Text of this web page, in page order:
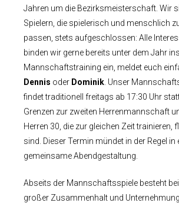
Jahren um die Bezirksmeisterschaft. Wir
Spielern, die spielerisch und menschlich
passen, stets aufgeschlossen: Alle
binden wir gerne bereits unter dem Jahr ins
Mannschaftstraining ein, meldet euch
Dennis oder Dominik Unser
findet traditionell freitags ab 17:30 Uhr
Grenzen zur zweiten Herrenmannschaft
Herren 30, die zur gleichen Zeit trainieren,
sind. Dieser Termin mündet in der Regel in
gemeinsame Abendgestaltung.
Abseits der Mannschaftsspiele besteht
großer Zusammenhalt und